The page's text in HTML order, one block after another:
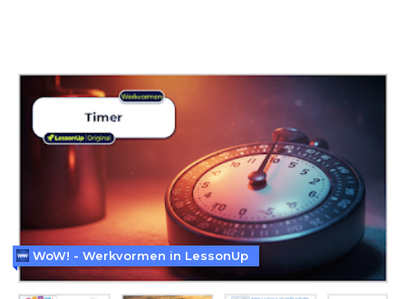
WoW! - Werkvormen in LessonUp